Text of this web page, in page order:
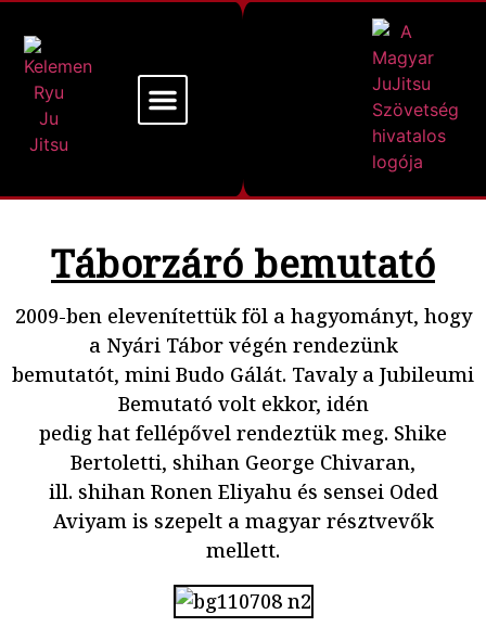
Táborzáró bemutató
2009-ben elevenítettük föl a hagyományt, hogy
a Nyári Tábor végén rendezünk
bemutatót, mini Budo Gálát. Tavaly a Jubileumi
Bemutató volt ekkor, idén
pedig hat fellépővel rendeztük meg. Shike
Bertoletti, shihan George Chivaran,
ill. shihan Ronen Eliyahu és sensei Oded
Aviyam is szepelt a magyar résztvevők
mellett.